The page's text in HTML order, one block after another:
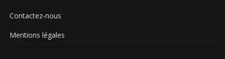
Contactez-nous
Mentions légales